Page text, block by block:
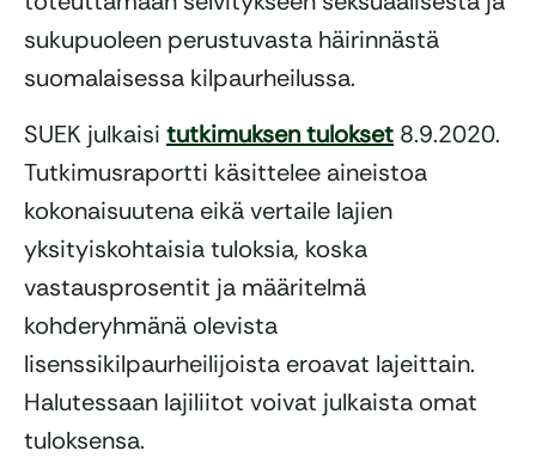
sukupuoleen perustuvasta häirinnästä
suomalaisessa kilpaurheilussa.
SUEK julkaisi tutkimuksen tulokset 8.9.2020.
Tutkimusraportti käsittelee aineistoa
kokonaisuutena eikä vertaile lajien
yksityiskohtaisia tuloksia, koska
vastausprosentit ja määritelmä
kohderyhmänä olevista
lisenssikilpaurheilijoista eroavat lajeittain.
Halutessaan lajiliitot voivat julkaista omat
tuloksensa.